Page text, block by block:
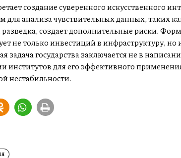
создание суверенного искусственного
анализа чувствительных данных, таких
создает дополнительные риски.
не только инвестиций в инфраструктуру, но
государства заключается не в
институтов для его эффективного
нестабильности.